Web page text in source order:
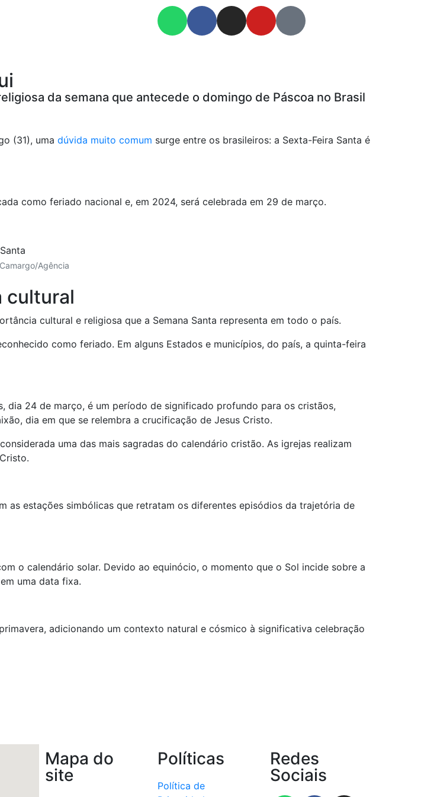
da semana que antecede o domingo de Páscoa no Brasil
(31), uma dúvida muito comum surge entre os brasileiros: a Sexta-Feira Santa é
como feriado nacional e, em 2024, será celebrada em 29 de março.
Agência
cultural
cultural e religiosa que a Semana Santa representa em todo o país.
como feriado. Em alguns Estados e municípios, do país, a quinta-feira
dia 24 de março, é um período de significado profundo para os cristãos,
dia em que se relembra a crucificação de Jesus Cristo.
uma das mais sagradas do calendário cristão. As igrejas realizam
as estações simbólicas que retratam os diferentes episódios da trajetória de
o calendário solar. Devido ao equinócio, o momento que o Sol incide sobre a
uma data fixa.
adicionando um contexto natural e cósmico à significativa celebração
Mapa do
site
Políticas
Política de
Redes
Sociais